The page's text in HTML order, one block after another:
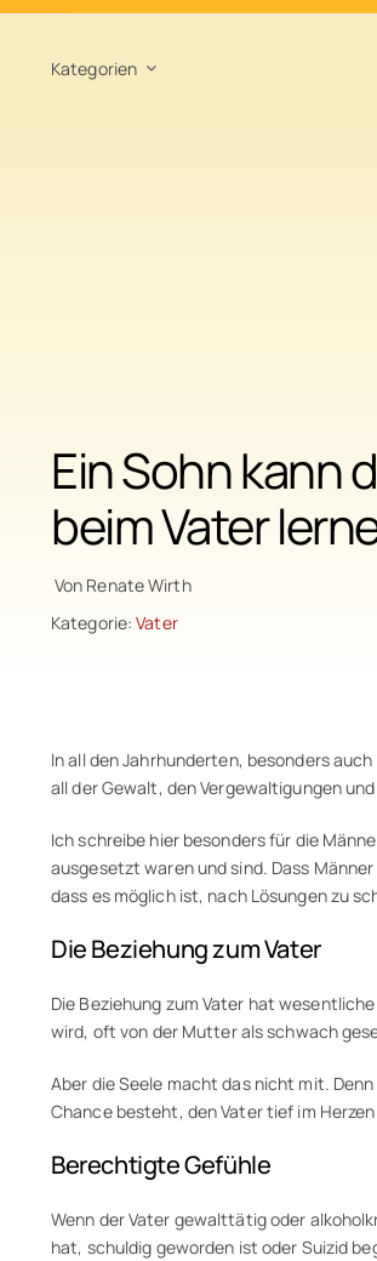
Kategorien
Ein Sohn kann
beim Vater
Von Renate Wirth
Kategorie:Vater
In all den Jahrhunderten, besonders
all der Gewalt, den Vergewaltigungen
Ich schreibe hier besonders für die
ausgesetzt waren und sind. Dass
dass es möglich ist, nach Lösungen zu
Die Beziehung zum Vater
Die Beziehung zum Vater hat
wird, oft von der Mutter als schwach
Aber die Seele macht das nicht mit.
Chance besteht, den Vater tief im
Berechtigte Gefühle
Wenn der Vater gewalttätig oder
hat, schuldig geworden ist oder Suizid